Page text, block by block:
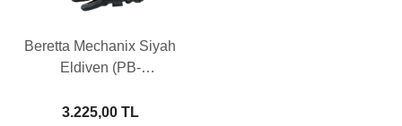
Beretta Mechanix Siyah
Eldiven (PB-
3.225,00 TL